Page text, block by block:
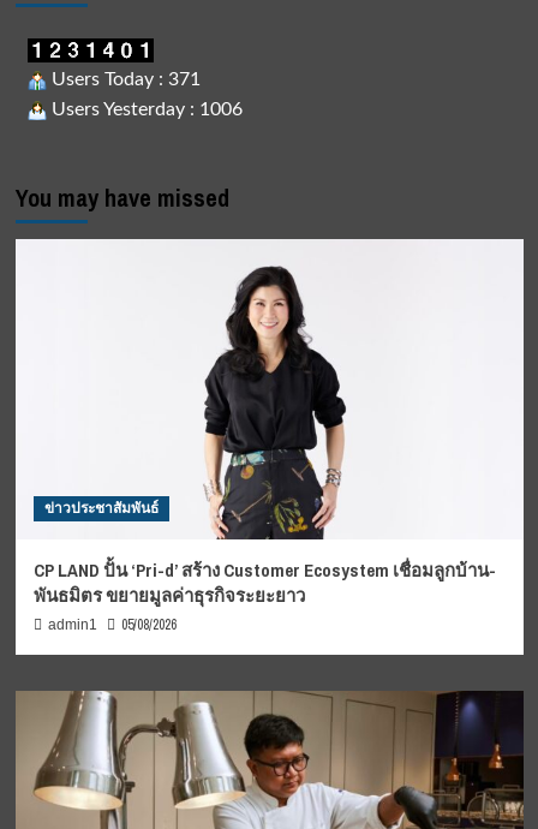
Users Today : 371
Users Yesterday : 1006
You may have missed
ข่าวประชาสัมพันธ์
CP LAND ปั้น ‘Pri-d’ สร้าง Customer Ecosystem เชื่อมลูกบ้าน-
พันธมิตร ขยายมูลค่าธุรกิจระยะยาว
admin1 05/08/2026